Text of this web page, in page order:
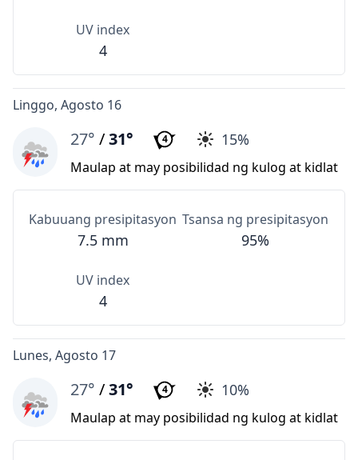
UV index
4
Linggo, Agosto 16
27° /31° 4 15%
Maulap at may posibilidad ng kulog at kidlat
Kabuuang presipitasyon
7.5 mm
Tsansa ng presipitasyon
95%
UV index
4
Lunes, Agosto 17
27° /31° 4 10%
Maulap at may posibilidad ng kulog at kidlat